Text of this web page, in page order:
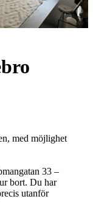
med möjlighet
33 –
bort. Du har
utanför